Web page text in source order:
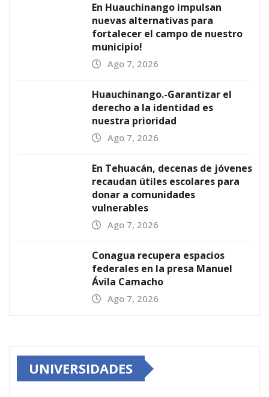
En Huauchinango impulsan
nuevas alternativas para
fortalecer el campo de nuestro
municipio!
Ago 7, 2026
Huauchinango.-Garantizar el
derecho a la identidad es
nuestra prioridad
Ago 7, 2026
En Tehuacán, decenas de jóvenes
recaudan útiles escolares para
donar a comunidades
vulnerables
Ago 7, 2026
Conagua recupera espacios
federales en la presa Manuel
Ávila Camacho
Ago 7, 2026
UNIVERSIDADES